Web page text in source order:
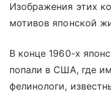
Изображения этих
мотивов японской
В конце 1960-х
попали в США, где
фелинологи,